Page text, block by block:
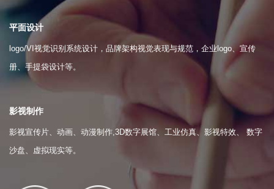
平面设计
logo/VI视觉识别系统设计，品牌架构视觉表现与规范，企业logo、宣传
册、手提袋设计等。
影视制作
影视宣传片、动画、动漫制作,3D数字展馆、工业仿真、影视特效、 数字
沙盘、虚拟现实等。